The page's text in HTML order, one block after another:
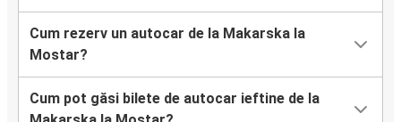
Cum rezerv un autocar de la Makarska la
Mostar?
Cum pot găsi bilete de autocar ieftine de la